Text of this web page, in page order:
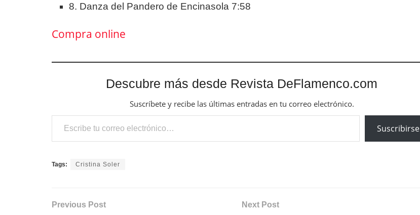
8. Danza del Pandero de Encinasola 7:58
Compra online
Descubre más desde Revista DeFlamenco.com
Suscríbete y recibe las últimas entradas en tu correo electrónico.
Escribe tu correo electrónico…
Suscribirse
Tags: Cristina Soler
Previous Post
Next Post